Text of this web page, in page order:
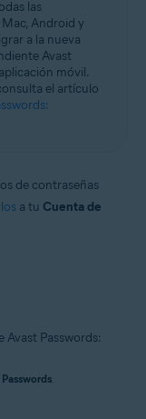
- 32 o 64 bits
Pack 1 con
las
Android y
a la nueva
Avast
móvil.
el artículo
de contraseñas
a tu Cuenta de
Avast Passwords:
Passwords.